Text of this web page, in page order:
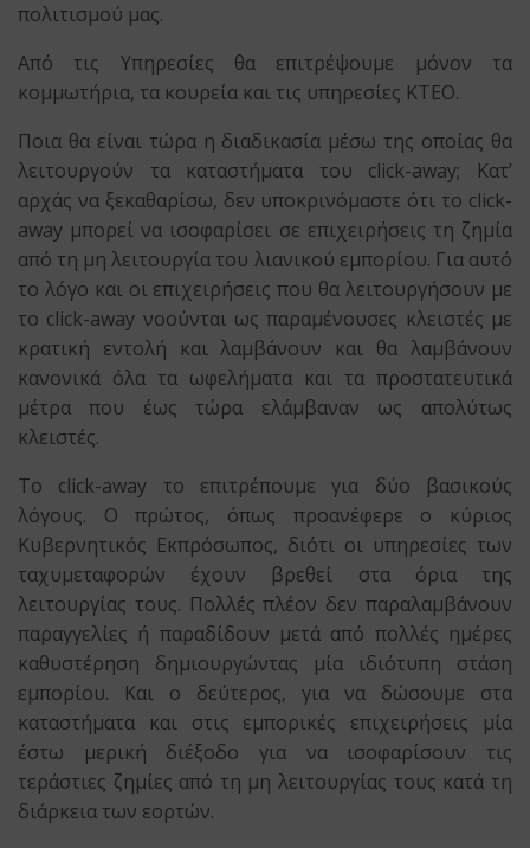
πολιτισμού μας.
Από τις Υπηρεσίες θα επιτρέψουμε μόνον τα
κομμωτήρια, τα κουρεία και τις υπηρεσίες ΚΤΕΟ.
Ποια θα είναι τώρα η διαδικασία μέσω της οποίας θα
λειτουργούν τα καταστήματα του click-away; Κατ’
αρχάς να ξεκαθαρίσω, δεν υποκρινόμαστε ότι το click-
away μπορεί να ισοφαρίσει σε επιχειρήσεις τη ζημία
από τη μη λειτουργία του λιανικού εμπορίου. Για αυτό
το λόγο και οι επιχειρήσεις που θα λειτουργήσουν με
το click-away νοούνται ως παραμένουσες κλειστές με
κρατική εντολή και λαμβάνουν και θα λαμβάνουν
κανονικά όλα τα ωφελήματα και τα προστατευτικά
μέτρα που έως τώρα ελάμβαναν ως απολύτως
κλειστές.
Το click-away το επιτρέπουμε για δύο βασικούς
λόγους. Ο πρώτος, όπως προανέφερε ο κύριος
Kυβερνητικός Eκπρόσωπος, διότι οι υπηρεσίες των
ταχυμεταφορών έχουν βρεθεί στα όρια της
λειτουργίας τους. Πολλές πλέον δεν παραλαμβάνουν
παραγγελίες ή παραδίδουν μετά από πολλές ημέρες
καθυστέρηση δημιουργώντας μία ιδιότυπη στάση
εμπορίου. Και ο δεύτερος, για να δώσουμε στα
καταστήματα και στις εμπορικές επιχειρήσεις μία
έστω μερική διέξοδο για να ισοφαρίσουν τις
τεράστιες ζημίες από τη μη λειτουργίας τους κατά τη
διάρκεια των εορτών.